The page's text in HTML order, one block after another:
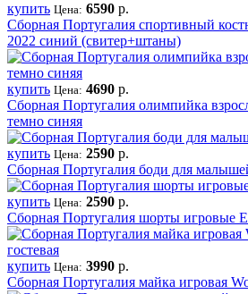
купить Цена: 6590 р.
Сборная Португалия спортивный
2022 синий (свитер+штаны)
купить Цена: 4690 р.
Сборная Португалия олимпийка
темно синяя
купить Цена: 2590 р.
Сборная Португалия боди для
купить Цена: 2590 р.
Сборная Португалия шорты игровые
купить Цена: 3990 р.
Сборная Португалия майка игровая